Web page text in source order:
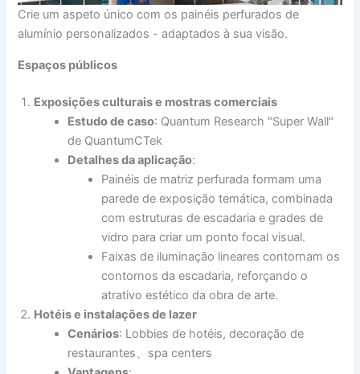
Crie um aspeto único com os painéis perfurados de
alumínio personalizados - adaptados à sua visão.
Espaços públicos
Exposições culturais e mostras comerciais
Estudo de caso: Quantum Research "Super Wall"
de QuantumCTek
Detalhes da aplicação:
Painéis de matriz perfurada formam uma
parede de exposição temática, combinada
com estruturas de escadaria e grades de
vidro para criar um ponto focal visual.
Faixas de iluminação lineares contornam os
contornos da escadaria, reforçando o
atrativo estético da obra de arte.
Hotéis e instalações de lazer
Cenários: Lobbies de hotéis, decoração de
restaurantes、spa centers